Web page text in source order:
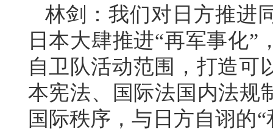
林剑：我们对日方推进
日本大肆推进“再军事化
自卫队活动范围，打造可
本宪法、国际法国内法规
国际秩序，与日方自诩的